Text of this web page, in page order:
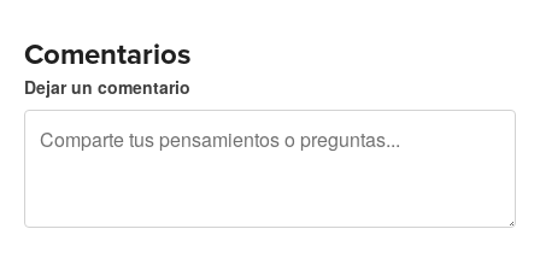
Comentarios
Dejar un comentario